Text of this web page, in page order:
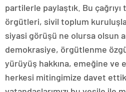
partilerle paylaştık. Bu
örgütleri, sivil toplum
siyasi görüşü ne olursa olsun
demokrasiye, örgütlenme
yürüyüş hakkına, emeğine ve
herkesi mitingimize davet